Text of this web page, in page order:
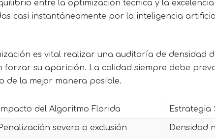
entre la optimización técnica y la
casi instantáneamente por la inteligencia
es vital realizar una auditoría de densidad
su aparición. La calidad siempre debe
de la mejor manera posible.
del Algoritmo Florida Estrategia
severa o exclusión Densidad